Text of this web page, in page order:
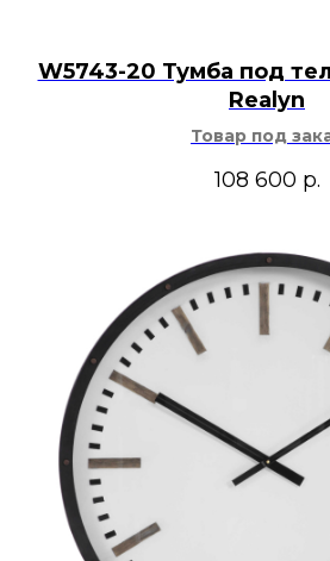
W5743-20 Тумба под
Realyn
Товар под
108 600 р.